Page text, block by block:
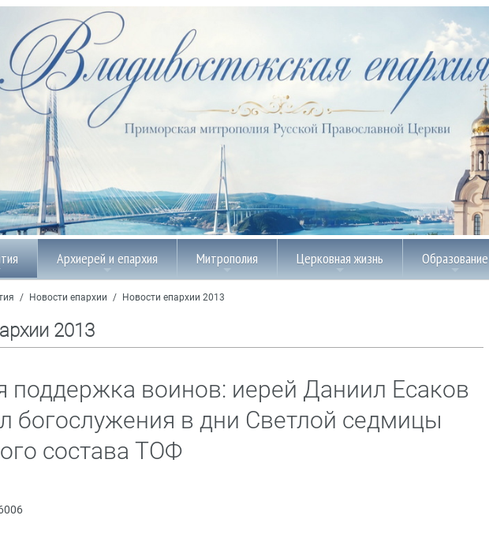
Архиерей и епархия Митрополия Церковная жизнь Образование
/ Новости епархии / Новости епархии 2013
2013
поддержка воинов: иерей Даниил Есаков
богослужения в дни Светлой седмицы
состава ТОФ